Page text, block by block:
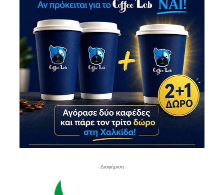
- Διαφήμιση -